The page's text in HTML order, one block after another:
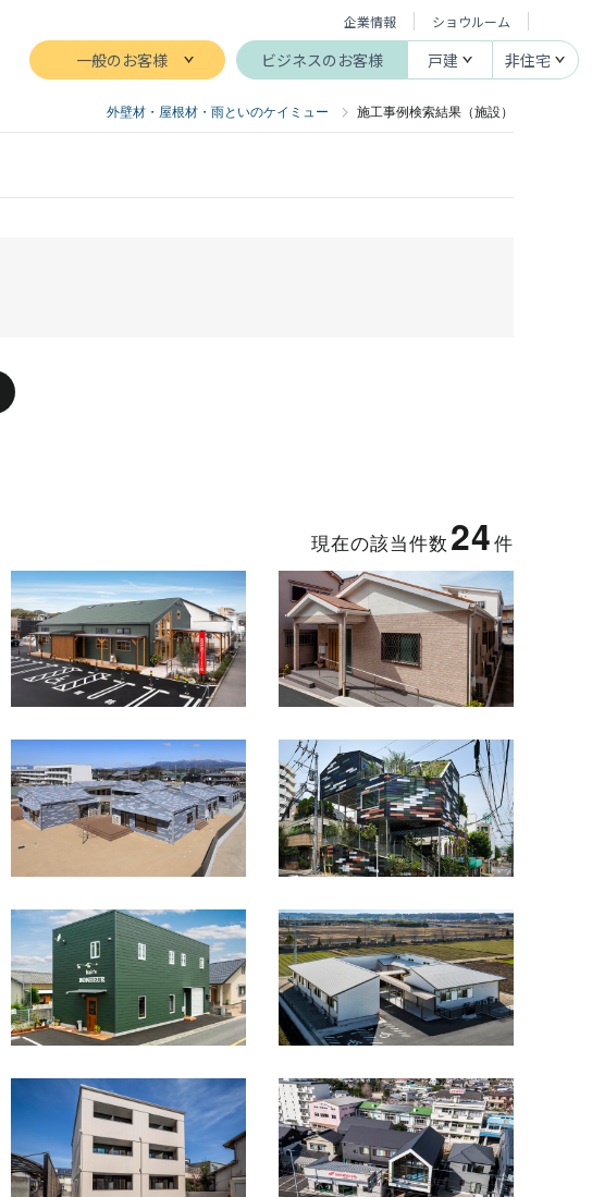
企業情報 ショウルーム
一般のお客様 ビジネスのお客様 戸建 非住宅
外壁材・屋根材・雨といのケイミュー 施工事例検索結果（施設）
現在の該当件数 24件